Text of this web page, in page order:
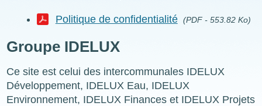
Document
Politique de confidentialité (PDF - 553.82 Ko)
Groupe IDELUX
Ce site est celui des intercommunales IDELUX
Développement, IDELUX Eau, IDELUX
Environnement, IDELUX Finances et IDELUX Projets